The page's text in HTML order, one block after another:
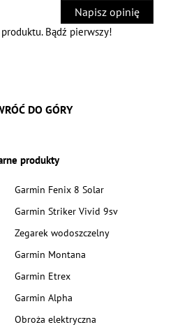
Napisz opinię
Bądź pierwszy!
DO GÓRY
produkty
Garmin Fenix 8 Solar
Garmin Striker Vivid 9sv
Zegarek wodoszczelny
Garmin Montana
Garmin Etrex
Garmin Alpha
Obroża elektryczna